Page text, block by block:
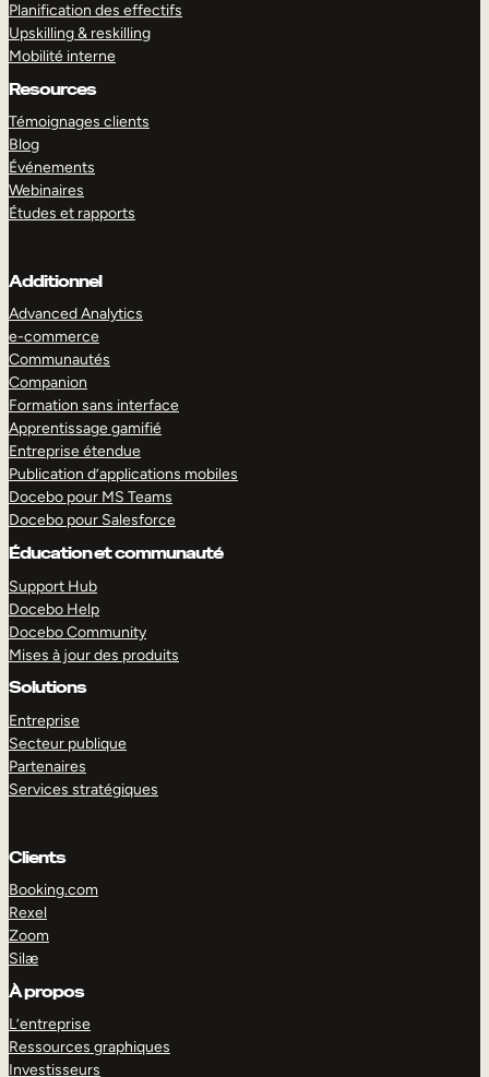
Planification des effectifs
Upskilling & reskilling
Mobilité interne
Resources
Témoignages clients
Blog
Événements
Webinaires
Études et rapports
Additionnel
Advanced Analytics
e-commerce
Communautés
Companion
Formation sans interface
Apprentissage gamifié
Entreprise étendue
Publication d’applications mobiles
Docebo pour MS Teams
Docebo pour Salesforce
Éducation et communauté
Support Hub
Docebo Help
Docebo Community
Mises à jour des produits
Solutions
Entreprise
Secteur publique
Partenaires
Services stratégiques
Clients
Booking.com
Rexel
Zoom
Silæ
À propos
L’entreprise
Ressources graphiques
Investisseurs